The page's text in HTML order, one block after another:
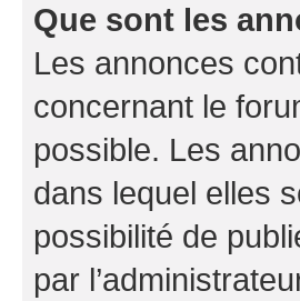
Que sont les
Les annonces
concernant le
possible. Les
dans lequel elles
possibilité de
par